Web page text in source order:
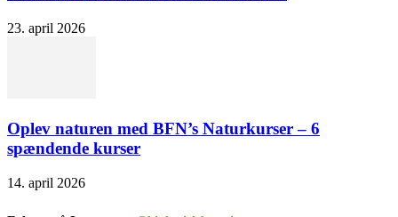
23. april 2026
Oplev naturen med BFN’s Naturkurser – 6
spændende kurser
14. april 2026